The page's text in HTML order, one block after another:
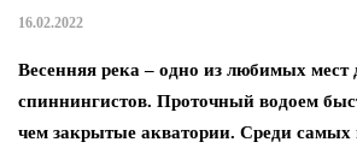
16.02.2022
Весенняя река – одно из любимых мест
спиннингистов. Проточный водоем
чем закрытые акватории. Среди